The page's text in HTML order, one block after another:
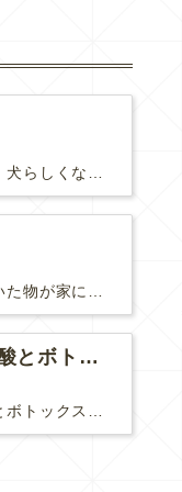
ヒアルロン酸とボトックスでお顔をシャープに